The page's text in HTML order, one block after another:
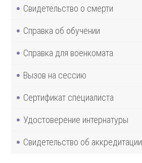
Свидетельство о смерти
Справка об обучении
Справка для военкомата
Вызов на сессию
Сертификат специалиста
Удостоверение интернатуры
Свидетельство об аккредитации